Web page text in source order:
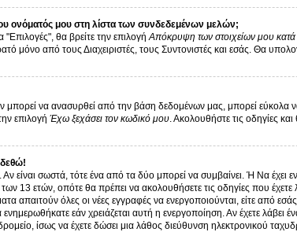
ονόματός μου στη λίστα των συνδεδεμένων μελών;
θα βρείτε την επιλογήΑπόκρυψη των στοιχείων μου κατά
μόνο από τους Διαχειριστές, τους Συντονιστές και εσάς. Θα
να ανασυρθεί από την βάση δεδομένων μας, μπορεί εύκολα να
επιλογή Έχω ξεχάσει τον κωδικό μου. Ακολουθήστε τις οδηγίες
είναι σωστά, τότε ένα από τα δύο μπορεί να συμβαίνει. Ή Να έχει
των 13 ετών, οπότε θα πρέπει να ακολουθήσετε τις οδηγίες που
απαιτούν όλες οι νέες εγγραφές να ενεργοποιούνται, είτε από
εάν χρειάζεται αυτή η ενεργοποίηση. Αν έχετε λάβει
ίσως να έχετε δώσει μια λάθος διεύθυνση ηλεκτρονικού